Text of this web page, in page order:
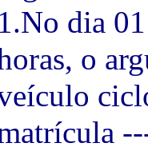
1.No dia
o